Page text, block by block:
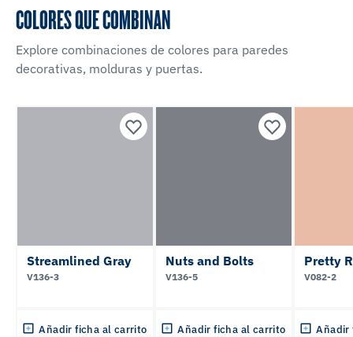
COLORES QUE COMBINAN
Explore combinaciones de colores para paredes
decorativas, molduras y puertas.
Streamlined Gray
V136-3
Añadir ficha al carrito
Nuts and Bolts
V136-5
Añadir ficha al carrito
Pretty
V082-2
Añadir